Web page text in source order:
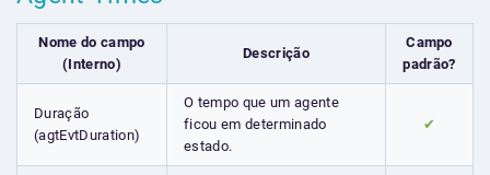
Nome do campo
(Interno)
Descrição
Campo
padrão?
Duração
(agtEvtDuration)
O tempo que um agente
ficou em determinado
estado.
✔